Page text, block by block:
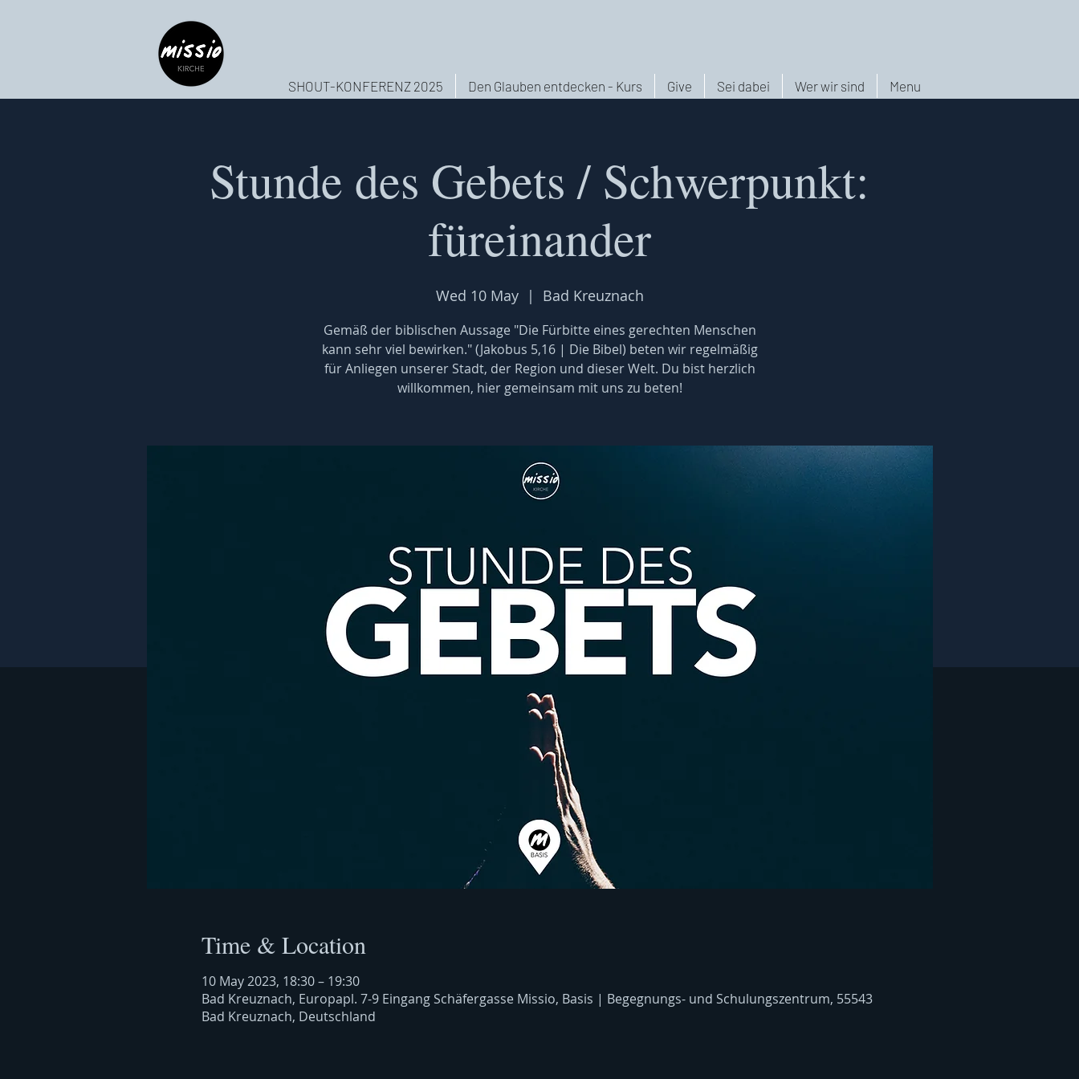
Menu
Wer wir sind
Sei dabei
Give
Den Glauben entdecken - Kurs
SHOUT-KONFERENZ 2025
Stunde des Gebets / Schwerpunkt:
füreinander
Wed 10 May
  |
Bad Kreuznach
Gemäß der biblischen Aussage "Die Fürbitte eines gerechten Menschen
kann sehr viel bewirken." (Jakobus 5,16 | Die Bibel) beten wir regelmäßig
für Anliegen unserer Stadt, der Region und dieser Welt. Du bist herzlich
willkommen, hier gemeinsam mit uns zu beten!
Time & Location
10 May 2023, 18:30 – 19:30
Bad Kreuznach, Europapl. 7-9 Eingang Schäfergasse Missio, Basis | Begegnungs- und Schulungszentrum, 55543
Bad Kreuznach, Deutschland